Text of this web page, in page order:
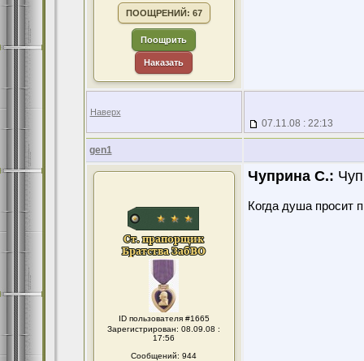
ПООЩРЕНИЙ: 67
Поощрить
Наказать
Наверх
07.11.08 : 22:13
gen1
ID пользователя #1665
Зарегистрирован: 08.09.08 :
17:56
Сообщений: 944
Чуприна С.:
Когда душа просит